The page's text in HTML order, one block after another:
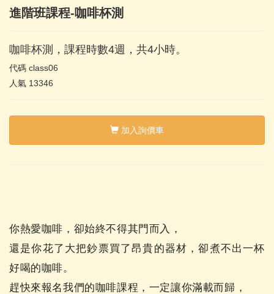
進階班課程-咖啡杯測
咖啡杯測，課程時數4週，共4小時。
代碼 class06
人氣 13346
加入詢價車
你熱愛咖啡，卻始終不得其門而入，
還是你花了大把鈔票買了昂貴的器材，卻煮不出一杯
好喝的咖啡。
趕快來報名我們的咖啡課程，一定讓你滿載而歸，